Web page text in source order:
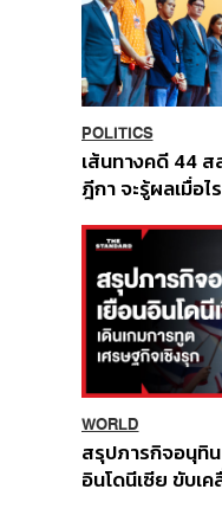
POLITICS
เส้นทางคดี 44 ส
ฎีกา จะรู้ผลเมื่อไร
WORLD
สรุปภารกิจอนุทิ
อินโดนีเซีย ขับเ